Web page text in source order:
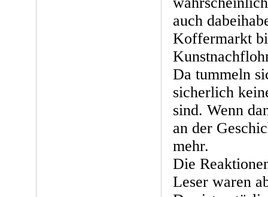
auch
Koffermarkt
Da tummeln
sicherlich
sind. Wenn
an der
mehr.
Die
Leser waren